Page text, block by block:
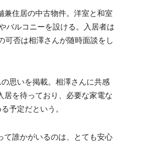
住居の中古物件。洋室と和室
バルコニーを設ける。入居者は
否は相澤さんが随時面談をし
思いを掲載。相澤さんに共感
居を待っており、必要な家電な
予定だという。
誰かがいるのは、とても安心